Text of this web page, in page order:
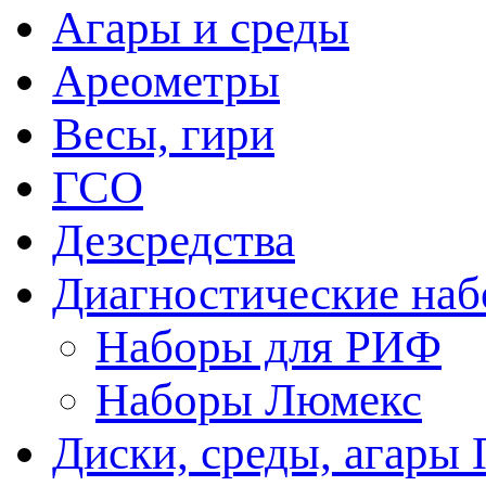
Агары и среды
Ареометры
Весы, гири
ГСО
Дезсредства
Диагностические
Наборы для РИФ
Наборы Люмекс
Диски, среды, агары